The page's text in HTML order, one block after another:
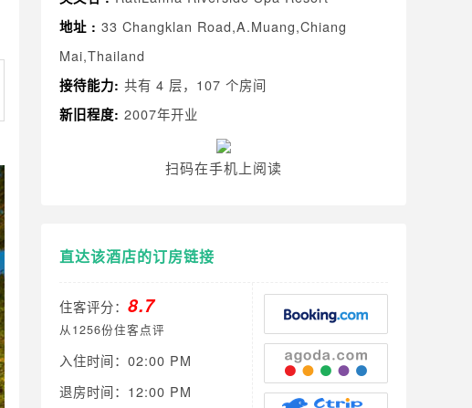
地址 : 33 Changklan Road,A.Muang,Chiang
Mai,Thailand
接待能力: 共有 4 层，107 个房间
新旧程度: 2007年开业
扫码在手机上阅读
直达该酒店的订房链接
住客评分： 8.7
从1256份住客点评
入住时间：02:00 PM
退房时间：12:00 PM